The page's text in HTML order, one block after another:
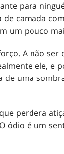
para
de camada
um pouco
A não ser
ele, e
de uma
perdera
ódio é um